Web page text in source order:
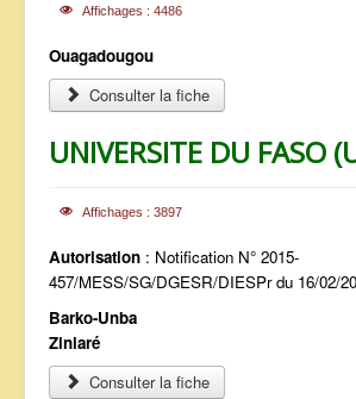
Affichages : 4486
Ouagadougou
Consulter la fiche
UNIVERSITE DU FASO
Affichages : 3897
Autorisation : Notification N° 2015-
457/MESS/SG/DGESR/DIESPr du 16/02/
Barko-Unba
Ziniaré
Consulter la fiche